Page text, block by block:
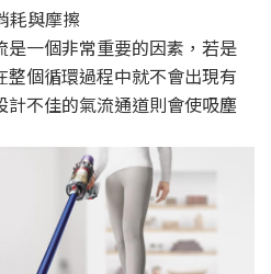
耗與摩擦
是一個非常重要的因素，若是
整個循環過程中就不會出現有
計不佳的氣流通道則會使吸塵